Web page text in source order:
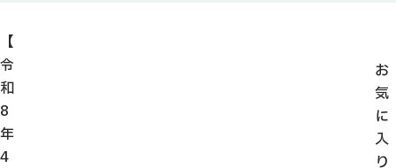
【
令
和
8
年
4
お
気
に
入
り